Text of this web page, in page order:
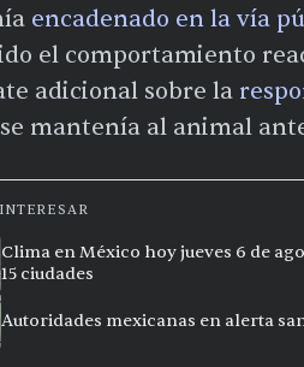
encadenado en la vía
el comportamiento
adicional sobre la
mantenía al animal
Clima en México hoy jueves 6 de
15 ciudades
Autoridades mexicanas en alerta